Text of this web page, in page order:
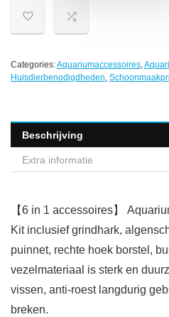
Categories:Aquariumaccessoires,
Huisdierbenodigdheden,
Beschrijving
Extra informatie
【6 in 1 accessoires】
Kit inclusief grindhark,
puinnet, rechte hoek borstel,
vezelmateriaal is sterk en
vissen, anti-roest langdurig
breken.